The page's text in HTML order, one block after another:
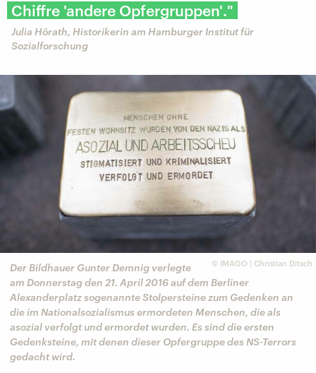
Chiffre 'andere Opfergruppen'."
Julia Hörath, Historikerin am Hamburger Institut für
Sozialforschung
© IMAGO | Christian Ditsch
Der Bildhauer Gunter Demnig verlegte
am Donnerstag den 21. April 2016 auf dem Berliner
Alexanderplatz sogenannte Stolpersteine zum Gedenken an
die im Nationalsozialismus ermordeten Menschen, die als
asozial verfolgt und ermordet wurden. Es sind die ersten
Gedenksteine, mit denen dieser Opfergruppe des NS-Terrors
gedacht wird.